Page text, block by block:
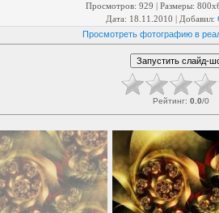
Просмотров: 929 | Размеры:
Дата: 18.11.2010 | Добавил:
Просмотреть фотографию в
Рейтинг: 0.0/0